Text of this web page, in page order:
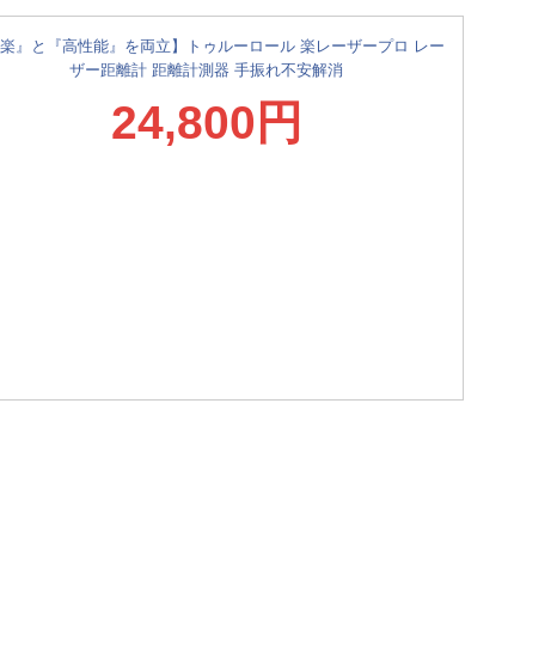
楽』と『高性能』を両立】トゥルーロール 楽レーザープロ レー
ザー距離計 距離計測器 手振れ不安解消
24,800円